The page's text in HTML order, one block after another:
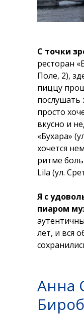
С точки
ресторан
Поле, 2),
пиццу
послушать
просто
вкусно и
«Бухара»
хочется
ритме
Lila (ул.
Я с
пиаром
лет, и вся
Анна